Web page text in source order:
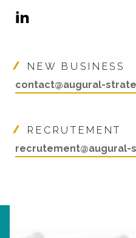
35400 Saint-Malo
NEW BUSINESS
contact@augural-
RECRUTEMENT
recrutement@augural-